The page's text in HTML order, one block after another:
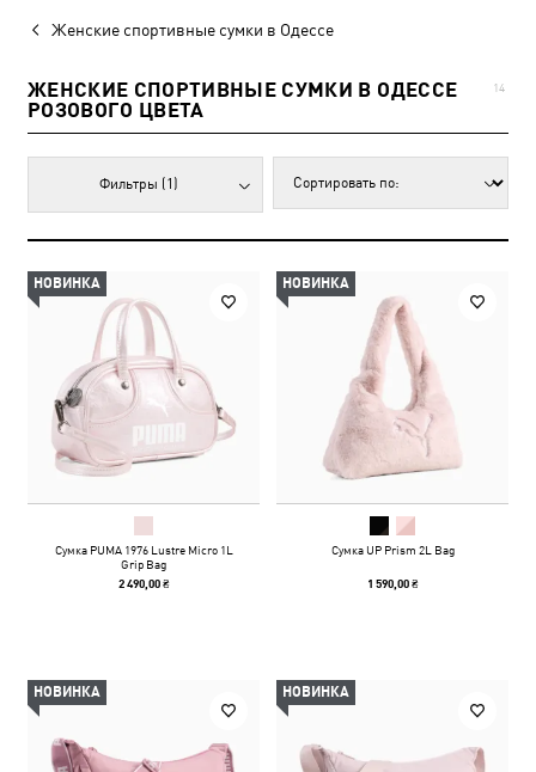
Женские спортивные сумки в Одессе
ЖЕНСКИЕ СПОРТИВНЫЕ СУМКИ В ОДЕССЕ
РОЗОВОГО ЦВЕТА
14
Фильтры (1)
НОВИНКА
Сумка PUMA 1976 Lustre Micro 1L
Grip Bag
2 490,00 ₴
НОВИНКА
Сумка UP Prism 2L Bag
1 590,00 ₴
НОВИНКА НОВИНКА